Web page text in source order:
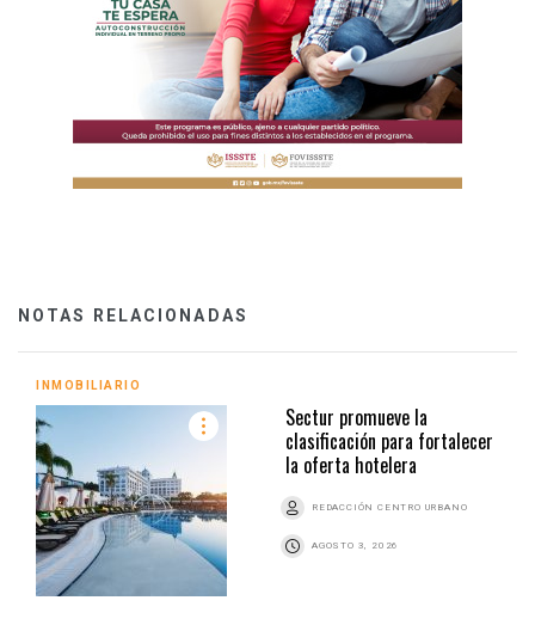
NOTAS RELACIONADAS
INMOBILIARIO
Sectur promueve la
clasificación para fortalecer
la oferta hotelera
REDACCIÓN CENTRO URBANO
AGOSTO 3, 2026